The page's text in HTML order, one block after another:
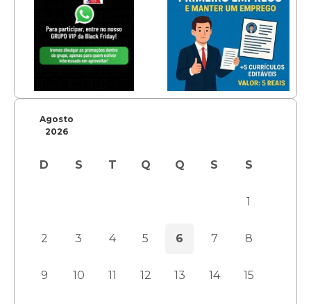
Agosto
2026
D S T Q Q S S
1
2 3 4 5 6 7 8
9 10 11 12 13 14 15